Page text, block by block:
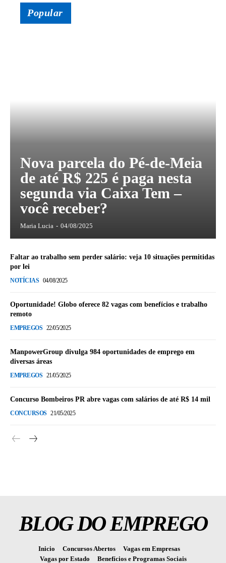
Popular
Nova parcela do Pé-de-Meia
de até R$ 225 é paga nesta
segunda via Caixa Tem –
você receber?
Maria Lucia - 04/08/2025
Faltar ao trabalho sem perder salário: veja 10 situações permitidas
por lei
NOTÍCIAS 04/08/2025
Oportunidade! Globo oferece 82 vagas com benefícios e trabalho
remoto
EMPREGOS 22/05/2025
ManpowerGroup divulga 984 oportunidades de emprego em
diversas áreas
EMPREGOS 21/05/2025
Concurso Bombeiros PR abre vagas com salários de até R$ 14 mil
CONCURSOS 21/05/2025
BLOG DO EMPREGO
Inicio Concursos Abertos
Vagas em Empresas
Vagas por Estado
Benefícios e Programas Sociais